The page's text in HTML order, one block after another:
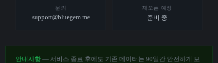
문의
support@bluegem.me
재오픈 예정
준비 중
안내사항 — 서비스 종료 후에도 기존 데이터는 90일간 안전하게 보